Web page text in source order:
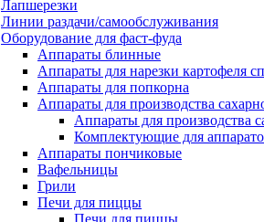
Лапшерезки
Линии раздачи/самообслуживания
Оборудование для фаст-фуда
Аппараты блинные
Аппараты для нарезки картофеля
Аппараты для попкорна
Аппараты для производства
Аппараты для производства
Комплектующие для
Аппараты пончиковые
Вафельницы
Грили
Печи для пиццы
Печи для пиццы